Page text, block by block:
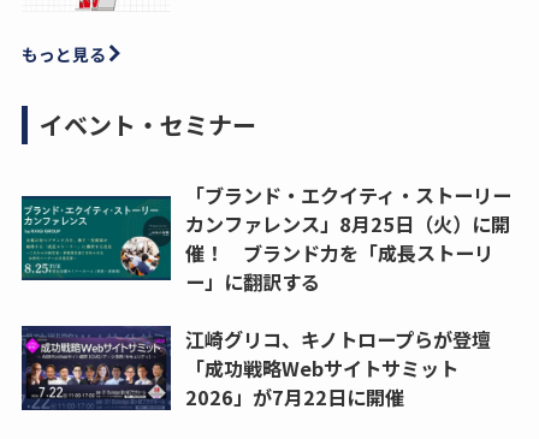
もっと見る
イベント・セミナー
「ブランド・エクイティ・ストーリー
カンファレンス」8月25日（火）に開
催！ ブランド力を「成長ストーリ
ー」に翻訳する
江崎グリコ、キノトロープらが登壇
「成功戦略Webサイトサミット
2026」が7月22日に開催